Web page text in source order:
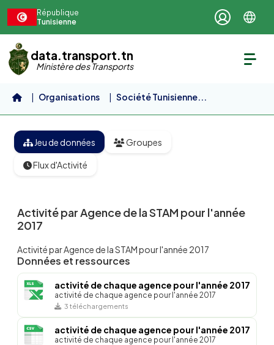
République
Tunisienne
data.transport.tn
Ministère des Transports
Organisations
Société Tunisienne...
Jeu de données Groupes
Flux d'Activité
Activité par Agence de la STAM pour l'année
2017
Activité par Agence de la STAM pour l'année 2017
Données et ressources
activité de chaque agence pour l'année 2017
activité de chaque agence pour l'année 2017
3 téléchargements
activité de chaque agence pour l'année 2017
activité de chaque agence pour l'année 2017